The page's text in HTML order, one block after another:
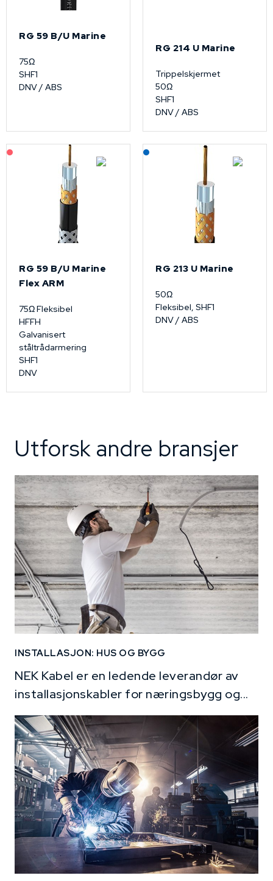
RG 59 B/U Marine
75Ω
SHF1
DNV / ABS
RG 214 U Marine
Trippelskjermet
50Ω
SHF1
DNV / ABS
På forespørsel
RG 59 B/U Marine
Flex ARM
75Ω Fleksibel
HFFH
Galvanisert
ståltrådarmering
SHF1
DNV
Lagerført: NEK Kabel
RG 213 U Marine
50Ω
Fleksibel, SHF1
DNV / ABS
Utforsk andre bransjer
INSTALLASJON: HUS OG BYGG
NEK Kabel er en ledende leverandør av
installasjonskabler for næringsbygg og...